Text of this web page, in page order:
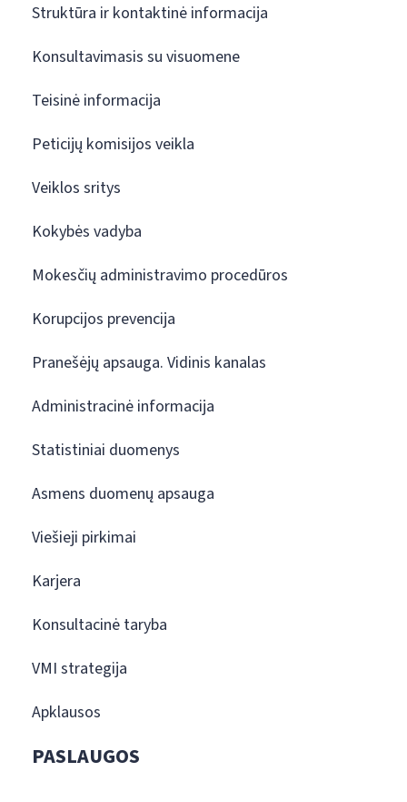
Struktūra ir kontaktinė informacija
Konsultavimasis su visuomene
Teisinė informacija
Peticijų komisijos veikla
Veiklos sritys
Kokybės vadyba
Mokesčių administravimo procedūros
Korupcijos prevencija
Pranešėjų apsauga. Vidinis kanalas
Administracinė informacija
Statistiniai duomenys
Asmens duomenų apsauga
Viešieji pirkimai
Karjera
Konsultacinė taryba
VMI strategija
Apklausos
PASLAUGOS